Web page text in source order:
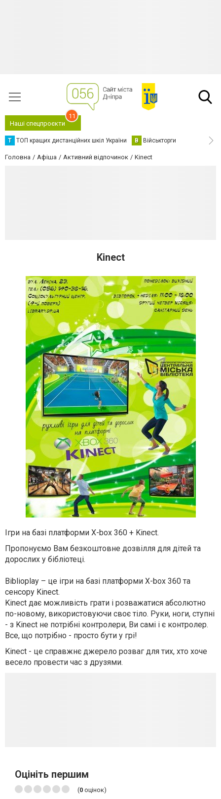
Наші спецпроєкти
11
Т ТОП кращих дистанційних шкіл України В Військторги
Головна Афіша Активний відпочинок Kinect
Kinect
Ігри на базі платформи X-box 360 + Kinect.
Пропонуємо Вам безкоштовне дозвілля для дітей та
дорослих у бібліотеці.
Biblioplay – це ігри на базі платформи X-box 360 та
сенсору Kinect.
Kinect дає можливість грати і розважатися абсолютно
по-новому, використовуючи своє тіло. Руки, ноги, ступні
- з Kinect не потрібні контролери, Ви самі і є контролер.
Все, що потрібно - просто бути у грі!
Kinect - це справжнє джерело розваг для тих, хто хоче
весело провести час з друзями.
Оцініть першим
(0 оцінок)